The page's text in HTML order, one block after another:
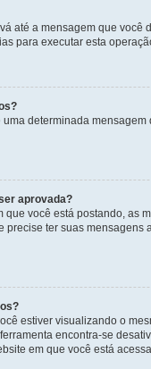
até a mensagem que
para executar esta
determinada
aprovada?
você está postando, as
ter suas
estiver visualizando o
encontra-se
em que você está